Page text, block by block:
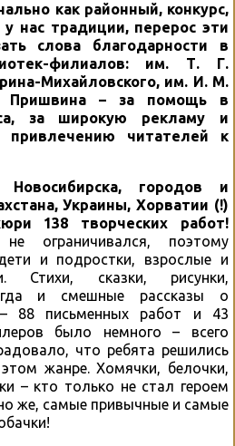
как районный, конкурс,
нас традиции, перерос эти
слова благодарности в
филиалов: им. Т. Г.
Михайловского, им. И. М.
– за помощь в
за широкую рекламу и
читателей к
городов и
Украины, Хорватии (!)
138 творческих работ!
ограничивался, поэтому
и подростки, взрослые и
Стихи, сказки, рисунки,
и смешные рассказы о
88 письменных работ и 43
было немного – всего
что ребята решились
жанре. Хомячки, белочки,
– кто только не стал героем
же, самые привычные и самые